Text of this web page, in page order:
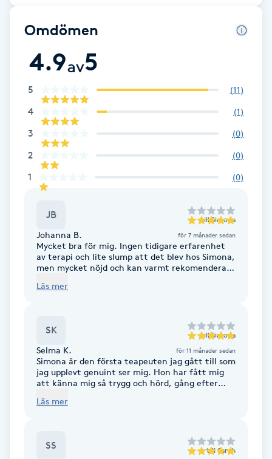
Damklippning
Dermapen
Diamantslipning
Enzympeeling
Extensions borttagning
Eyeliner-tatuering
Faceliftmassage
Fet hårbotten
du/gruppen kan utforska nya perspektiv och lära av varandra. ​ Jag
tar emot klienter på Västra Kristinelundsvägen 33, Malmö * för mer
Omdömen
4.9av5
5 (11)
4 (1)
3 (0)
2 (0)
1 (0)
JB till Simona
Johanna B. för 7 månader sedan
Mycket bra för mig. Ingen tidigare erfarenhet
av terapi och lite slump att det blev hos Simona,
men mycket nöjd och kan varmt rekomendera
Läs mer
SK till Simona
Selma K. för 11 månader sedan
Simona är den första teapeuten jag gått till som
jag upplevt genuint ser mig. Hon har fått mig
att känna mig så trygg och hörd, gång efter
rekommenderar till henne, vilket gör att jag
Läs mer
SS till Sarah